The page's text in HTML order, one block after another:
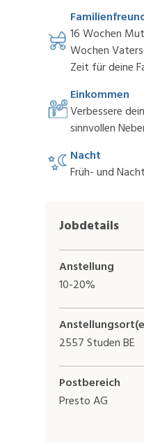
16 Wochen
Wochen
Zeit für deine
Einkommen
Verbessere
sinnvollen
Nacht
Früh- und
Jobdetails
Anstellung
10-20%
2557 Studen BE
Postbereich
Presto AG